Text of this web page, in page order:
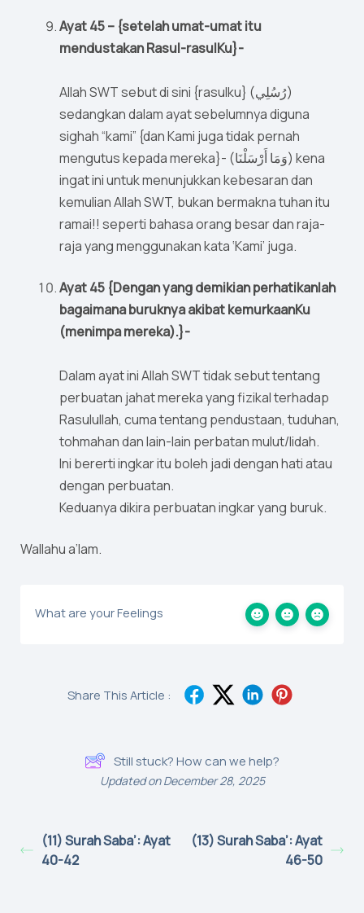
Ayat 45 – {setelah umat-umat itu
mendustakan Rasul-rasulKu}-
Allah SWT sebut di sini {rasulku} (رُسُلِي)
sedangkan dalam ayat sebelumnya diguna
sighah “kami” {dan Kami juga tidak pernah
mengutus kepada mereka}- (وَمَا أَرْسَلْنَا) kena
ingat ini untuk menunjukkan kebesaran dan
kemulian Allah SWT, bukan bermakna tuhan itu
ramai!! seperti bahasa orang besar dan raja-
raja yang menggunakan kata ‘Kami’ juga.
Ayat 45 {Dengan yang demikian perhatikanlah
bagaimana buruknya akibat kemurkaanKu
(menimpa mereka).}-
Dalam ayat ini Allah SWT tidak sebut tentang
perbuatan jahat mereka yang fizikal terhadap
Rasulullah, cuma tentang pendustaan, tuduhan,
tohmahan dan lain-lain perbatan mulut/lidah.
Ini bererti ingkar itu boleh jadi dengan hati atau
dengan perbuatan.
Keduanya dikira perbuatan ingkar yang buruk.
Wallahu a’lam.
What are your Feelings
Share This Article :
Still stuck? How can we help?
Updated on December 28, 2025
(11) Surah Saba’: Ayat
40-42
(13) Surah Saba’: Ayat
46-50